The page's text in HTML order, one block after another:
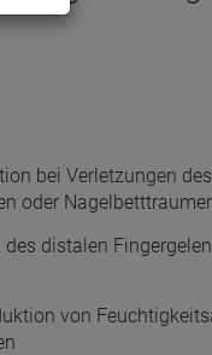
bei Verletzungen
oder
distalen
von